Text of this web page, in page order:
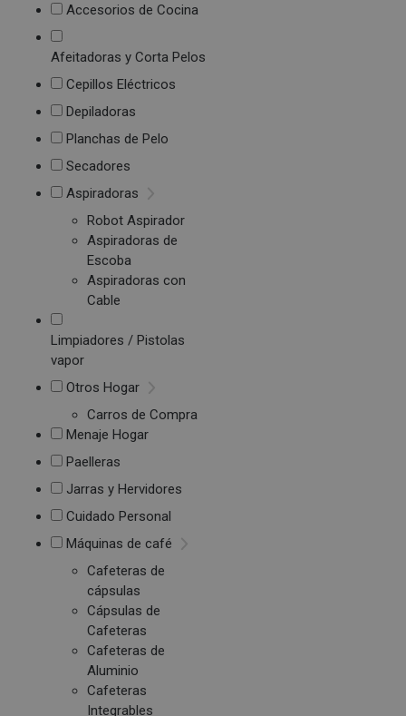
Accesorios de Cocina
Afeitadoras y Corta Pelos
Cepillos Eléctricos
Depiladoras
Planchas de Pelo
Secadores
Aspiradoras
Robot Aspirador
Aspiradoras de
Escoba
Aspiradoras con
Cable
Limpiadores / Pistolas
vapor
Otros Hogar
Carros de Compra
Menaje Hogar
Paelleras
Jarras y Hervidores
Cuidado Personal
Máquinas de café
Cafeteras de
cápsulas
Cápsulas de
Cafeteras
Cafeteras de
Aluminio
Cafeteras
Integrables